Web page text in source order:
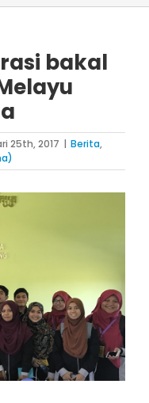
bakal
25th, 2017 | Berita,